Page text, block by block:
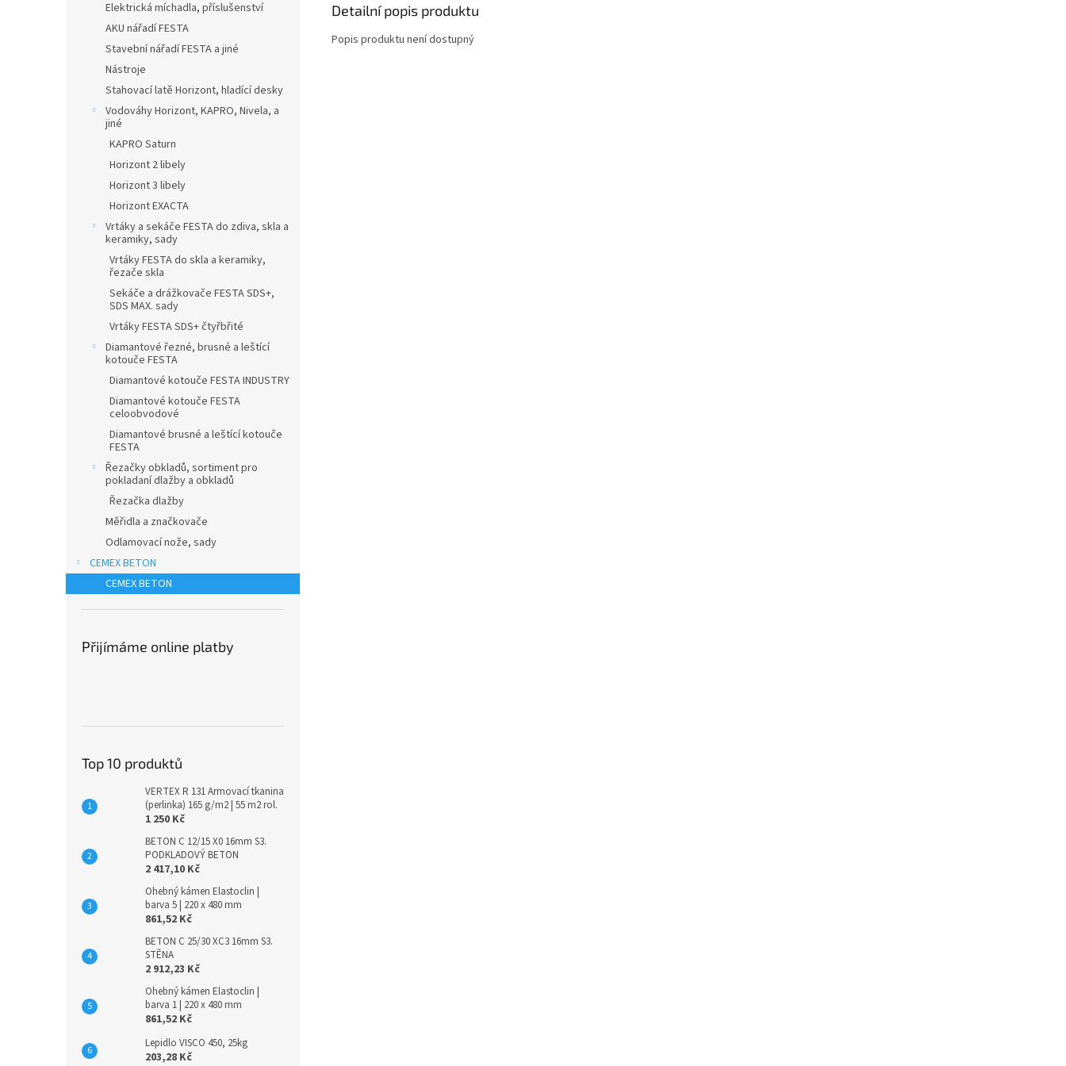
Elektrická míchadla, příslušenství
AKU nářadí FESTA
Stavební nářadí FESTA a jiné
Nástroje
Stahovací latě Horizont, hladící desky
Vodováhy Horizont, KAPRO, Nivela, a
jiné
KAPRO Saturn
Horizont 2 libely
Horizont 3 libely
Horizont EXACTA
Vrtáky a sekáče FESTA do zdiva, skla a
keramiky, sady
Vrtáky FESTA do skla a keramiky,
řezače skla
Sekáče a drážkovače FESTA SDS+,
SDS MAX. sady
Vrtáky FESTA SDS+ čtyřbřité
Diamantové řezné, brusné a leštící
kotouče FESTA
Diamantové kotouče FESTA INDUSTRY
Diamantové kotouče FESTA
celoobvodové
Diamantové brusné a leštící kotouče
FESTA
Řezačky obkladů, sortiment pro
pokladaní dlažby a obkladů
Řezačka dlažby
Měřidla a značkovače
Odlamovací nože, sady
CEMEX BETON
CEMEX BETON
Přijímáme online platby
Top 10 produktů
VERTEX R 131 Armovací tkanina
(perlinka) 165 g/m2 | 55 m2 rol.
1 250 Kč
BETON C 12/15 X0 16mm S3.
PODKLADOVÝ BETON
2 417,10 Kč
Ohebný kámen Elastoclin |
barva 5 | 220 x 480 mm
861,52 Kč
BETON C 25/30 XC3 16mm S3.
STĚNA
2 912,23 Kč
Ohebný kámen Elastoclin |
barva 1 | 220 x 480 mm
861,52 Kč
Lepidlo VISCO 450, 25kg
203,28 Kč
Detailní popis produktu
Popis produktu není dostupný